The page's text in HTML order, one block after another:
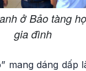
ở Bảo tàng
gia đình
mang dáng dấp